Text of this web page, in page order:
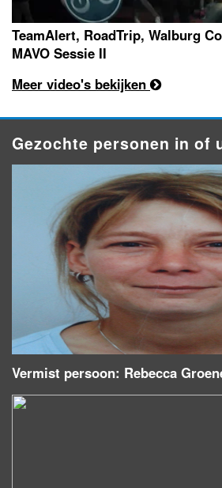
TeamAlert, RoadTrip, Walburg
MAVO Sessie II
Meer video's bekijken
Gezochte personen in of
Vermist persoon: Rebecca